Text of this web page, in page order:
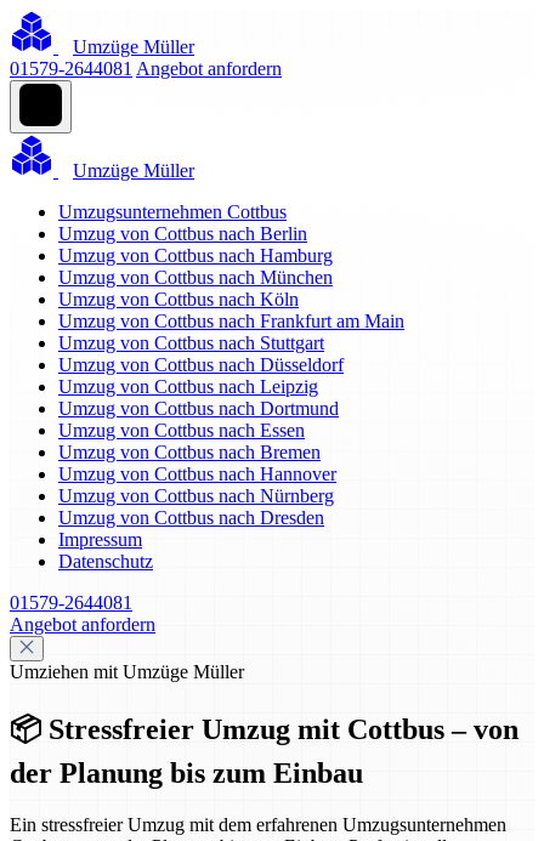
Umzüge Müller
01579-2644081 Angebot anfordern
Umzüge Müller
Umzugsunternehmen Cottbus
Umzug von Cottbus nach Berlin
Umzug von Cottbus nach Hamburg
Umzug von Cottbus nach München
Umzug von Cottbus nach Köln
Umzug von Cottbus nach Frankfurt am Main
Umzug von Cottbus nach Stuttgart
Umzug von Cottbus nach Düsseldorf
Umzug von Cottbus nach Leipzig
Umzug von Cottbus nach Dortmund
Umzug von Cottbus nach Essen
Umzug von Cottbus nach Bremen
Umzug von Cottbus nach Hannover
Umzug von Cottbus nach Nürnberg
Umzug von Cottbus nach Dresden
Impressum
Datenschutz
01579-2644081
Angebot anfordern
Umziehen mit Umzüge Müller
📦 Stressfreier Umzug mit Cottbus – von
der Planung bis zum Einbau
Ein stressfreier Umzug mit dem erfahrenen Umzugsunternehmen